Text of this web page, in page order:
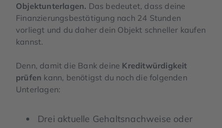
Objektunterlagen. Das bedeutet, dass deine
Finanzierungsbestätigung nach 24 Stunden
vorliegt und du daher dein Objekt schneller kaufen
kannst.
Denn, damit die Bank deine Kreditwürdigkeit
prüfen kann, benötigst du noch die folgenden
Unterlagen:
Drei aktuelle Gehaltsnachweise oder